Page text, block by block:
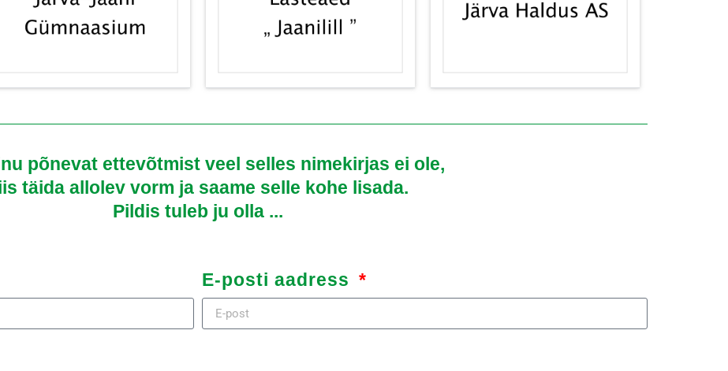
põnevat ettevõtmist veel selles nimekirjas ei ole,
täida allolev vorm ja saame selle kohe lisada.
Pildis tuleb ju olla ...
E-posti aadress